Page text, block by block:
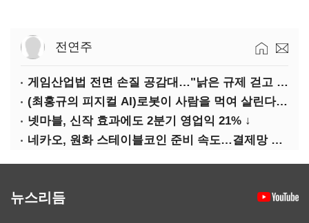
전연주
게임산업법 전면 손질 공감대…"낡은 규제 걷고 안전장치 촘촘히 해야"
(최홍규의 피지컬 AI)로봇이 사람을 먹여 살린다, 그런데 언제 먹여야 할지는 모른다
넷마블, 신작 효과에도 2분기 영업익 21% ↓
네카오, 원화 스테이블코인 준비 속도…결제망 안전장치 확보 과제
뉴스리듬